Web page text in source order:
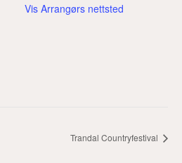
Vis Arrangørs nettsted
Trandal Countryfestival